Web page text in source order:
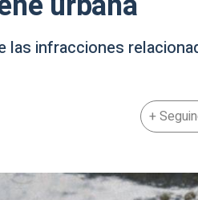
las infracciones
+